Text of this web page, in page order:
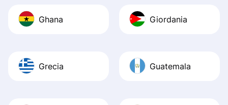
Ghana Giordania
Grecia Guatemala